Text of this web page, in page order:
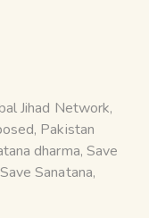
Jihad Network,
, Pakistan
dharma, Save
Save Sanatana,